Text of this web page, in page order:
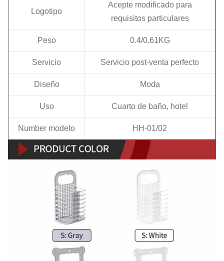
Logotipo
Acepte modificado para
requisitos particulares
Peso 0.4/0.61KG
Servicio Servicio post-venta perfecto
Diseño Moda
Uso Cuarto de baño, hotel
Number modelo HH-01/02